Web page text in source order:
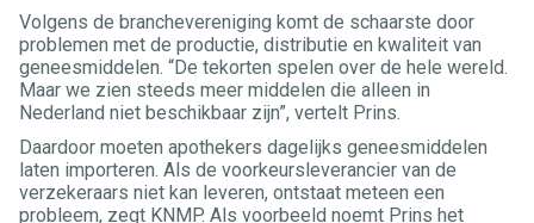
Volgens de branchevereniging komt de schaarste door
problemen met de productie, distributie en kwaliteit van
geneesmiddelen. “De tekorten spelen over de hele wereld.
Maar we zien steeds meer middelen die alleen in
Nederland niet beschikbaar zijn”, vertelt Prins.
Daardoor moeten apothekers dagelijks geneesmiddelen
laten importeren. Als de voorkeursleverancier van de
verzekeraars niet kan leveren, ontstaat meteen een
probleem, zegt KNMP. Als voorbeeld noemt Prins het